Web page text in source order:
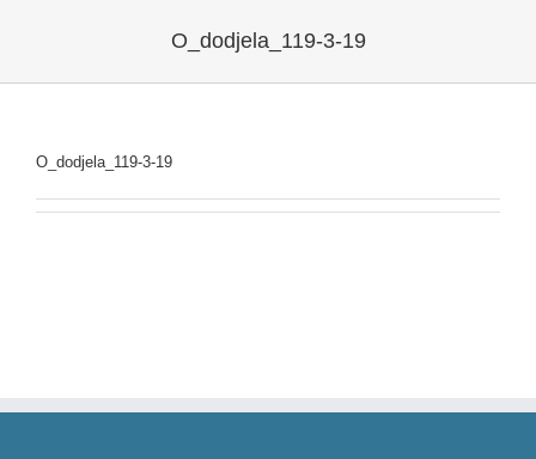
O_dodjela_119-3-19
O_dodjela_119-3-19